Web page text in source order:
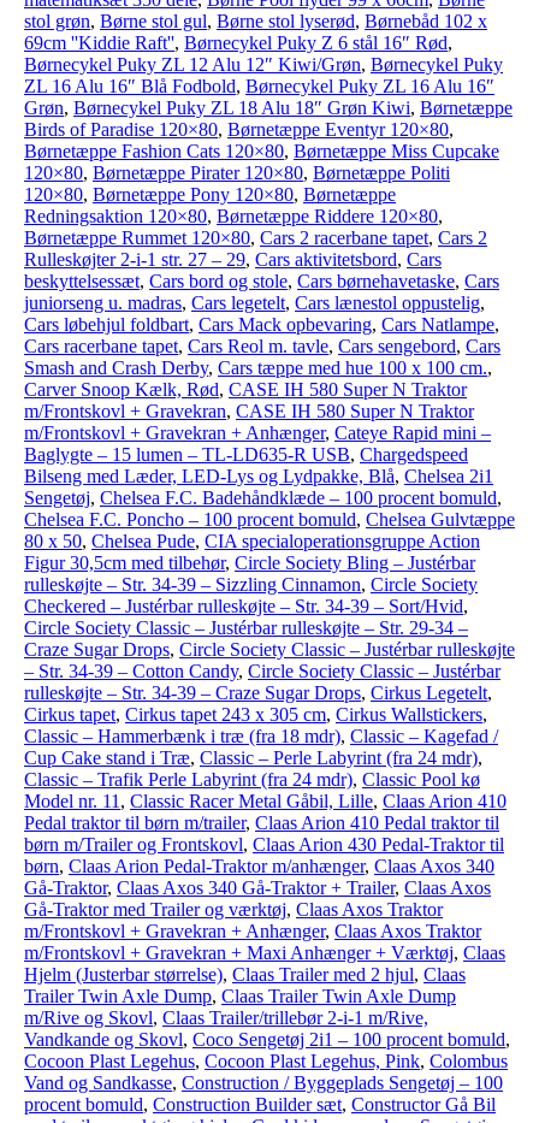
stol grøn, Børne stol gul, Børne stol lyserød, Børnebåd 102 x
69cm ''Kiddie Raft'', Børnecykel Puky Z 6 stål 16″ Rød,
Børnecykel Puky ZL 12 Alu 12″ Kiwi/Grøn, Børnecykel Puky
ZL 16 Alu 16″ Blå Fodbold, Børnecykel Puky ZL 16 Alu 16″
Grøn, Børnecykel Puky ZL 18 Alu 18″ Grøn Kiwi, Børnetæppe
Birds of Paradise 120×80, Børnetæppe Eventyr 120×80,
Børnetæppe Fashion Cats 120×80, Børnetæppe Miss Cupcake
120×80, Børnetæppe Pirater 120×80, Børnetæppe Politi
120×80, Børnetæppe Pony 120×80, Børnetæppe
Redningsaktion 120×80, Børnetæppe Riddere 120×80,
Børnetæppe Rummet 120×80, Cars 2 racerbane tapet, Cars 2
Rulleskøjter 2-i-1 str. 27 – 29, Cars aktivitetsbord, Cars
beskyttelsessæt, Cars bord og stole, Cars børnehavetaske, Cars
juniorseng u. madras, Cars legetelt, Cars lænestol oppustelig,
Cars løbehjul foldbart, Cars Mack opbevaring, Cars Natlampe,
Cars racerbane tapet, Cars Reol m. tavle, Cars sengebord, Cars
Smash and Crash Derby, Cars tæppe med hue 100 x 100 cm.,
Carver Snoop Kælk, Rød, CASE IH 580 Super N Traktor
m/Frontskovl + Gravekran, CASE IH 580 Super N Traktor
m/Frontskovl + Gravekran + Anhænger, Cateye Rapid mini –
Baglygte – 15 lumen – TL-LD635-R USB, Chargedspeed
Bilseng med Læder, LED-Lys og Lydpakke, Blå, Chelsea 2i1
Sengetøj, Chelsea F.C. Badehåndklæde – 100 procent bomuld,
Chelsea F.C. Poncho – 100 procent bomuld, Chelsea Gulvtæppe
80 x 50, Chelsea Pude, CIA specialoperationsgruppe Action
Figur 30,5cm med tilbehør, Circle Society Bling – Justérbar
rulleskøjte – Str. 34-39 – Sizzling Cinnamon, Circle Society
Checkered – Justérbar rulleskøjte – Str. 34-39 – Sort/Hvid,
Circle Society Classic – Justérbar rulleskøjte – Str. 29-34 –
Craze Sugar Drops, Circle Society Classic – Justérbar rulleskøjte
– Str. 34-39 – Cotton Candy, Circle Society Classic – Justérbar
rulleskøjte – Str. 34-39 – Craze Sugar Drops, Cirkus Legetelt,
Cirkus tapet, Cirkus tapet 243 x 305 cm, Cirkus Wallstickers,
Classic – Hammerbænk i træ (fra 18 mdr), Classic – Kagefad /
Cup Cake stand i Træ, Classic – Perle Labyrint (fra 24 mdr),
Classic – Trafik Perle Labyrint (fra 24 mdr), Classic Pool kø
Model nr. 11 , Classic Racer Metal Gåbil, Lille, Claas Arion 410
Pedal traktor til børn m/trailer, Claas Arion 410 Pedal traktor til
børn m/Trailer og Frontskovl, Claas Arion 430 Pedal-Traktor til
børn, Claas Arion Pedal-Traktor m/anhænger, Claas Axos 340
Gå-Traktor, Claas Axos 340 Gå-Traktor + Trailer, Claas Axos
Gå-Traktor med Trailer og værktøj, Claas Axos Traktor
m/Frontskovl + Gravekran + Anhænger, Claas Axos Traktor
m/Frontskovl + Gravekran + Maxi Anhænger + Værktøj, Claas
Hjelm (Justerbar størrelse), Claas Trailer med 2 hjul, Claas
Trailer Twin Axle Dump, Claas Trailer Twin Axle Dump
m/Rive og Skovl, Claas Trailer/trillebør 2-i-1 m/Rive,
Vandkande og Skovl, Coco Sengetøj 2i1 – 100 procent bomuld,
Cocoon Plast Legehus, Cocoon Plast Legehus, Pink, Colombus
Vand og Sandkasse, Construction / Byggeplads Sengetøj – 100
procent bomuld, Construction Builder sæt, Constructor Gå Bil